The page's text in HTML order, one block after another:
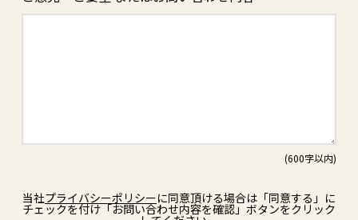
当社プライバシーポリシーに同意頂ける場合は「同意する」に
チェックを付け「お問い合わせ内容を確認」ボタンをクリック